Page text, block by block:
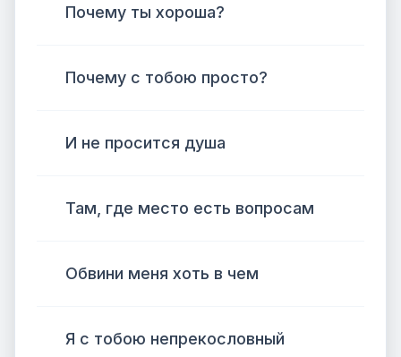
Почему ты хороша?
Почему с тобою просто?
И не просится душа
Там, где место есть вопросам
Обвини меня хоть в чем
Я с тобою непрекословный